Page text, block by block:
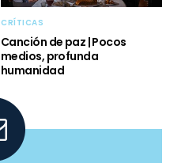
CRÍTICAS
Canción de paz | Pocos
medios, profunda
humanidad